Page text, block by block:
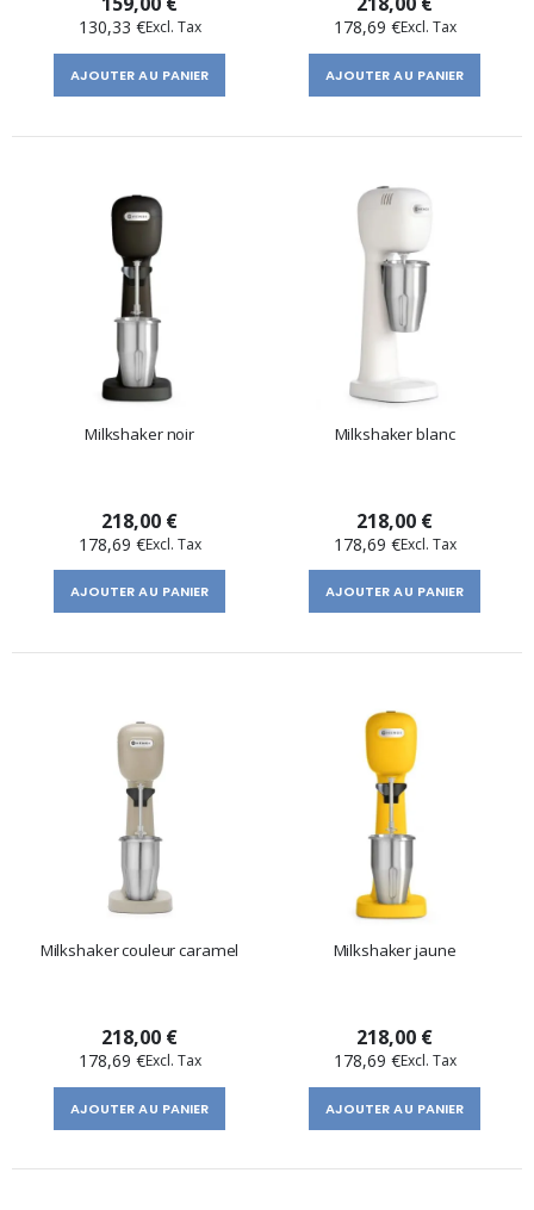
130,33 €
AJOUTER AU PANIER
178,69 €
AJOUTER AU PANIER
Milkshaker noir
218,00 €
178,69 €
AJOUTER AU PANIER
Milkshaker blanc
218,00 €
178,69 €
AJOUTER AU PANIER
Milkshaker couleur caramel
218,00 €
178,69 €
AJOUTER AU PANIER
Milkshaker jaune
218,00 €
178,69 €
AJOUTER AU PANIER